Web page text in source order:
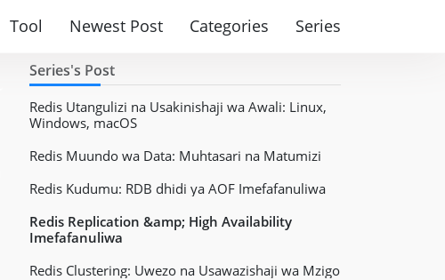
Tool Newest Post Categories Series
Series's Post
Redis Utangulizi na Usakinishaji wa Awali: Linux,
Windows, macOS
Redis Muundo wa Data: Muhtasari na Matumizi
Redis Kudumu: RDB dhidi ya AOF Imefafanuliwa
Redis Replication &amp; High Availability
Imefafanuliwa
Redis Clustering: Uwezo na Usawazishaji wa Mzigo